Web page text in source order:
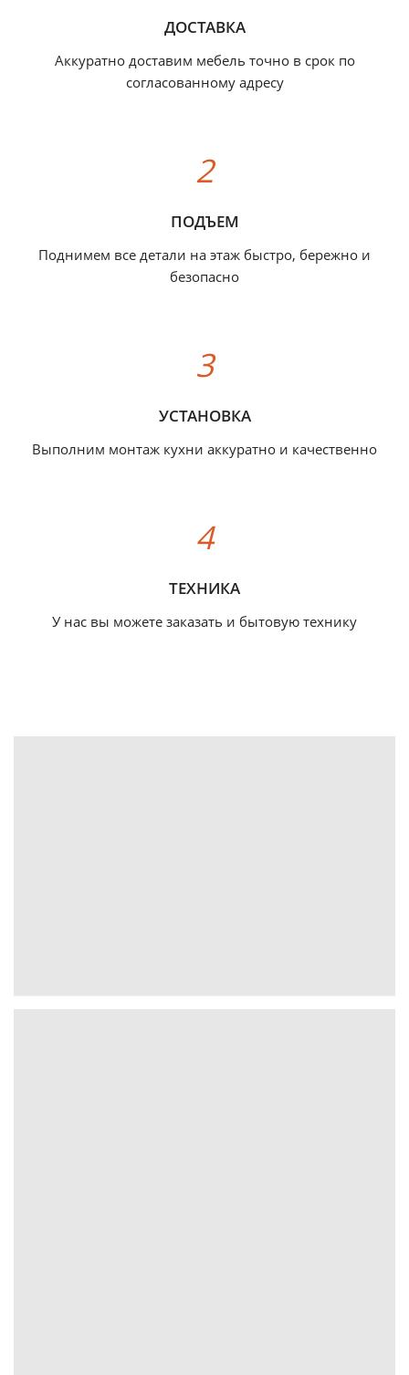
ДОСТАВКА
Аккуратно доставим мебель точно в срок по
согласованному адресу
ПОДЪЕМ
Поднимем все детали на этаж быстро, бережно и
безопасно
УСТАНОВКА
Выполним монтаж кухни аккуратно и качественно
ТЕХНИКА
У нас вы можете заказать и бытовую технику